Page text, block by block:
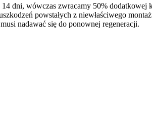
dni, wówczas zwracamy 50% dodatkowej
powstałych z niewłaściwego
nadawać się do ponownej regeneracji.